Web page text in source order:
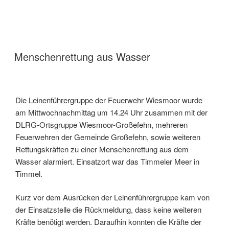
Menschenrettung aus Wasser
Die Leinenführergruppe der Feuerwehr Wiesmoor wurde
am Mittwochnachmittag um 14.24 Uhr zusammen mit der
DLRG-Ortsgruppe Wiesmoor-Großefehn, mehreren
Feuerwehren der Gemeinde Großefehn, sowie weiteren
Rettungskräften zu einer Menschenrettung aus dem
Wasser alarmiert. Einsatzort war das Timmeler Meer in
Timmel.
Kurz vor dem Ausrücken der Leinenführergruppe kam von
der Einsatzstelle die Rückmeldung, dass keine weiteren
Kräfte benötigt werden. Daraufhin konnten die Kräfte der